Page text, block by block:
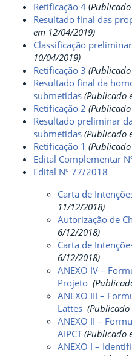
Retificação 4 (
Resultado final das
em 12/04/2019)
Classificação
10/04/2019)
Retificação 3
Resultado final da
submetidas (Publicado
Retificação 2
Resultado preliminar
submetidas (Publicado
Retificação 1
Edital Complementar
Edital Nº 77/2018
Carta de
11/12/2018)
Autorização de
6/12/2018)
Carta de
6/12/2018)
ANEXO IV –
Projeto
ANEXO III –
Lattes
ANEXO II –
AIPCT (Publicado
ANEXO I –